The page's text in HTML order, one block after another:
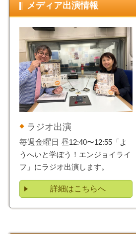
メディア出演情報
ラジオ出演
毎週金曜日 昼12:40〜12:55「よ
うへいと学ぼう！エンジョイライ
フ」にラジオ出演します。
詳細はこちらへ